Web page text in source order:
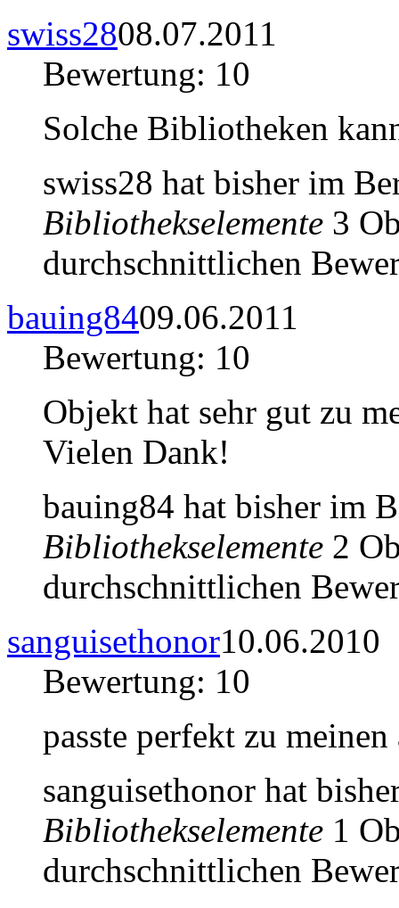
swiss2808.07.2011
Bewertung: 10
Solche Bibliotheken
swiss28 hat bisher im
Bibliothekselemente 3
durchschnittlichen
bauing8409.06.2011
Bewertung: 10
Objekt hat sehr gut zu
Vielen Dank!
bauing84 hat bisher im
Bibliothekselemente 2
durchschnittlichen
sanguisethonor10.06.2010
Bewertung: 10
passte perfekt zu
sanguisethonor hat
Bibliothekselemente 1
durchschnittlichen